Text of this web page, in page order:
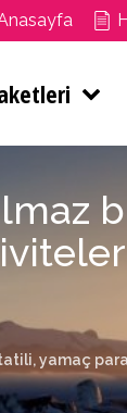
yamaç